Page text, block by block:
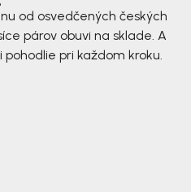
od osvedčených českých
párov obuvi na sklade. A
pohodlie pri každom kroku.